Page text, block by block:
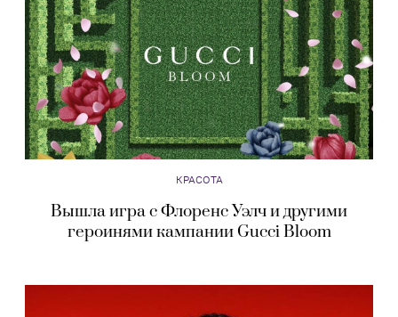
КРАСОТА
Вышла игра с Флоренс Уэлч и другими
героинями кампании Gucci Bloom